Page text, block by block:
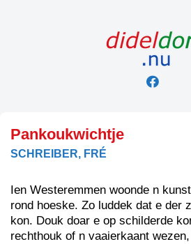
Pankoukwichtje
SCHREIBER, FRÉ
Ien Westeremmen woonde n
rond hoeske. Zo luddek dat e der
kon. Douk doar e op schilderde
rechthouk of n vaaierkaant